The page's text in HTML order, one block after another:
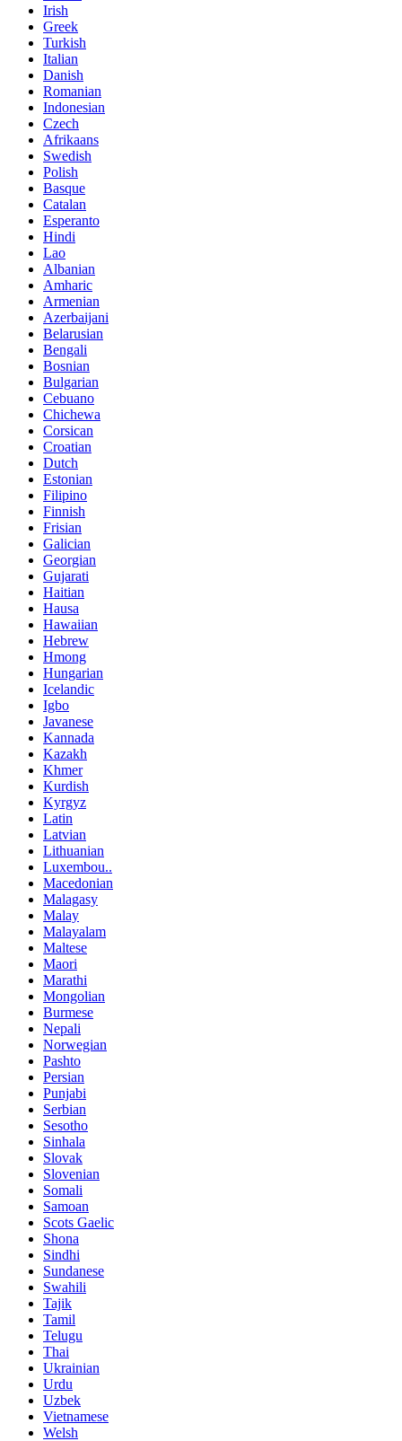
Irish
Greek
Turkish
Italian
Danish
Romanian
Indonesian
Czech
Afrikaans
Swedish
Polish
Basque
Catalan
Esperanto
Hindi
Lao
Albanian
Amharic
Armenian
Azerbaijani
Belarusian
Bengali
Bosnian
Bulgarian
Cebuano
Chichewa
Corsican
Croatian
Dutch
Estonian
Filipino
Finnish
Frisian
Galician
Georgian
Gujarati
Haitian
Hausa
Hawaiian
Hebrew
Hmong
Hungarian
Icelandic
Igbo
Javanese
Kannada
Kazakh
Khmer
Kurdish
Kyrgyz
Latin
Latvian
Lithuanian
Luxembou..
Macedonian
Malagasy
Malay
Malayalam
Maltese
Maori
Marathi
Mongolian
Burmese
Nepali
Norwegian
Pashto
Persian
Punjabi
Serbian
Sesotho
Sinhala
Slovak
Slovenian
Somali
Samoan
Scots Gaelic
Shona
Sindhi
Sundanese
Swahili
Tajik
Tamil
Telugu
Thai
Ukrainian
Urdu
Uzbek
Vietnamese
Welsh